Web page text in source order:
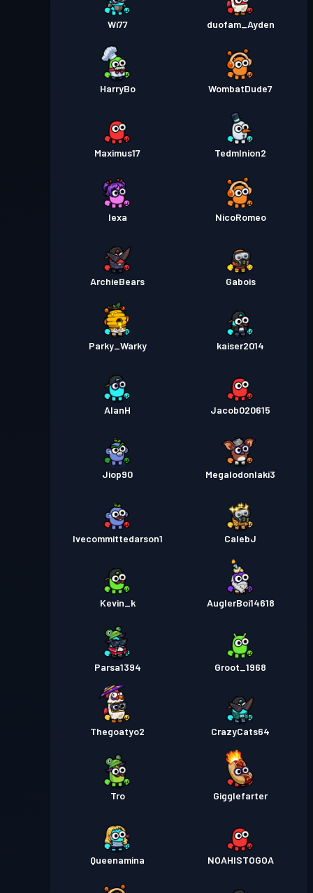
Poziom
Przepustka bojowa
Poziom
4
Wi77 duofam_Ayden
HarryBo WombatDude7
Maximus17 TedmInion2
lexa NicoRomeo
ArchieBears Gabois
Parky_Warky kaiser2014
AlanH Jacob020615
Jiop90 Megalodonlaki3
Ivecommittedarson1 CalebJ
Kevin_k AuglerBoi14618
Parsa1394 Groot_1968
Thegoatyo2 CrazyCats64
Tro Gigglefarter
Queenamina NOAHISTOGOA